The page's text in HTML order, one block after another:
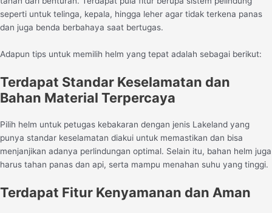
seperti untuk telinga, kepala, hingga leher agar tidak terkena panas
dan juga benda berbahaya saat bertugas.
Adapun tips untuk memilih helm yang tepat adalah sebagai berikut:
Terdapat Standar Keselamatan dan
Bahan Material Terpercaya
Pilih helm untuk petugas kebakaran dengan jenis Lakeland yang
punya standar keselamatan diakui untuk memastikan dan bisa
menjanjikan adanya perlindungan optimal. Selain itu, bahan helm juga
harus tahan panas dan api, serta mampu menahan suhu yang tinggi.
Terdapat Fitur Kenyamanan dan Aman